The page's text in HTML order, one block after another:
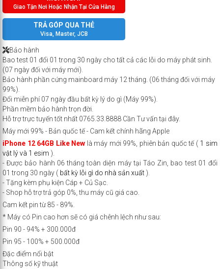
Giao Tận Nơi Hoặc Nhận Tại Cửa Hàng
TRẢ GÓP QUA THẺ
Visa, Master, JCB
Bảo hành
Bao test 01 đổi 01 trong 30 ngày cho tất cả các lỗi do máy phát sinh.
(07 ngày đối với máy mới).
Bảo hành phần cứng mainboard máy 12 tháng. (06 tháng đối với máy
99%).
Đổi miễn phí 07 ngày đầu bất kỳ lý do gì (Máy 99%).
Phần mềm bảo hành trọn đời.
Hỗ trợ trực tuyến tốt nhất 0765.33.8888 Cần Tư vấntại đây.
Máy mới 99% - Bản quốc tế - Cam kết chính hãng Apple
iPhone 12 64GB Like New là máy mới 99%, phiên bản quốc tế ( 1 sim
vật lý và 1 esim ).
- Được bảo hành 06 tháng toàn diện máy tại Táo Zin, bao test 01 đổi
01 trong 30 ngày ( bất kỳ lỗi gì do nhà sản xuất ).
- Tặng kèm phụ kiện Cáp + Củ Sạc.
- Shop hỗ trợ trả góp 0%, thu máy cũ giá cao.
Cam kết pin từ 85 - 89%.
* Máy có Pin cao hơn sẽ có giá chênh lệch như sau:
Pin 90 - 94% + 300.000đ
Pin 95 - 100% + 500.000đ
Đặc điểm nổi bật
Thông số kỹ thuật